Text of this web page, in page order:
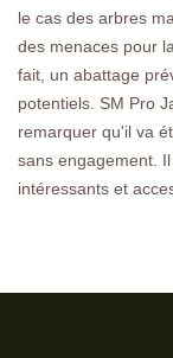
le cas des arbres
des menaces pour
fait, un abattage
potentiels. SM Pro
remarquer qu'il va
sans engagement.
intéressants et